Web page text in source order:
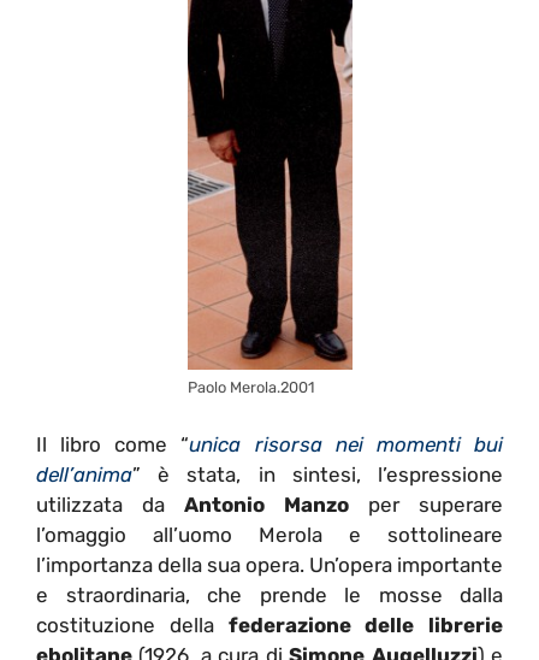
Paolo Merola.2001
Il libro come “unica risorsa nei momenti bui
dell’anima” è stata, in sintesi, l’espressione
utilizzata da Antonio Manzo per superare
l’omaggio all’uomo Merola e sottolineare
l’importanza della sua opera. Un’opera importante
e straordinaria, che prende le mosse dalla
costituzione della federazione delle librerie
ebolitane (1926, a cura diSimone Augelluzzi) e